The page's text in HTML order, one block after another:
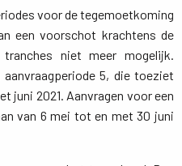
voor de tegemoetkoming
een voorschot krachtens de
niet meer mogelijk.
5, die toeziet
juni 2021. Aanvragen voor een
van 6 mei tot en met 30 juni